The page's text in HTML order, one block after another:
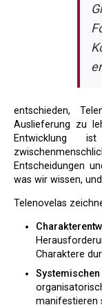
entschieden,
Auslieferung zu
Entwicklung
Entscheidungen
was wir wissen,
Telenovelas
Charaktere
manifestieren